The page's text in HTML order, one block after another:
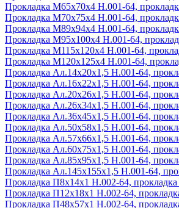
Прокладка М65х70х4 Н.001-64,
Прокладка М70х75х4 Н.001-64,
Прокладка М89х94х4 Н.001-64,
Прокладка М95х100х4 Н.001-64,
Прокладка М115х120х4 Н.001-64,
Прокладка М120х125х4 Н.001-64,
Прокладка Ал.14х20х1,5 Н.001-64,
Прокладка Ал.16х22х1,5 Н.001-64,
Прокладка Ал.20х26х1,5 Н.001-64,
Прокладка Ал.26х34х1,5 Н.001-64,
Прокладка Ал.36х45х1,5 Н.001-64,
Прокладка Ал.50х58х1,5 Н.001-64,
Прокладка Ал.57х66х1,5 Н.001-64,
Прокладка Ал.60х75х1,5 Н.001-64,
Прокладка Ал.85х95х1,5 Н.001-64,
Прокладка Ал.145х155х1,5 Н.001-64,
Прокладка П8х14х1 Н.002-64,
Прокладка П12х18х1 Н.002-64,
Прокладка П48х57х1 Н.002-64,